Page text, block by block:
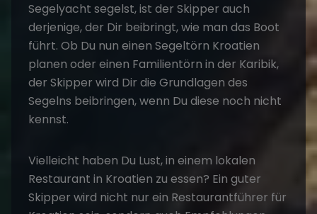
Segelyacht segelst, ist der Skipper auch
derjenige, der Dir beibringt, wie man das Boot
führt. Ob Du nun einen Segeltörn Kroatien
planen oder einen Familientörn in der Karibik,
der Skipper wird Dir die Grundlagen des
Segelns beibringen, wenn Du diese noch nicht
kennst.
Vielleicht haben Du Lust, in einem lokalen
Restaurant in Kroatien zu essen? Ein guter
Skipper wird nicht nur ein Restaurantführer für